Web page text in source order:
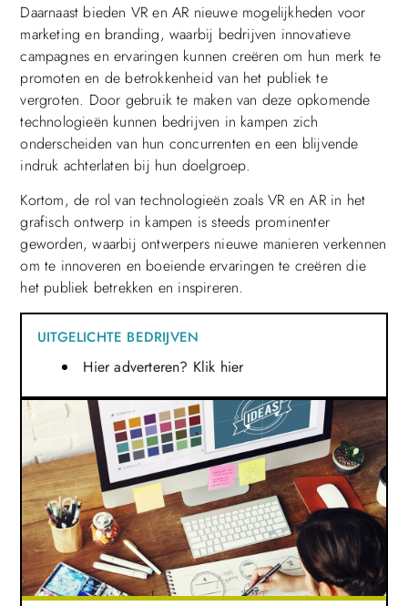
Daarnaast bieden VR en AR nieuwe mogelijkheden voor
marketing en branding, waarbij bedrijven innovatieve
campagnes en ervaringen kunnen creëren om hun merk te
promoten en de betrokkenheid van het publiek te
vergroten. Door gebruik te maken van deze opkomende
technologieën kunnen bedrijven in kampen zich
onderscheiden van hun concurrenten en een blijvende
indruk achterlaten bij hun doelgroep.
Kortom, de rol van technologieën zoals VR en AR in het
grafisch ontwerp in kampen is steeds prominenter
geworden, waarbij ontwerpers nieuwe manieren verkennen
om te innoveren en boeiende ervaringen te creëren die
het publiek betrekken en inspireren.
UITGELICHTE BEDRIJVEN
Hier adverteren? Klik hier